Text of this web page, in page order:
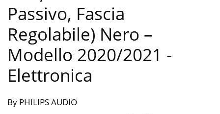
Passivo, Fascia
Regolabile) Nero –
Modello 2020/2021 -
Elettronica
By PHILIPS AUDIO